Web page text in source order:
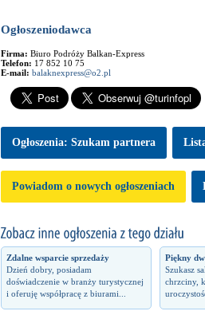
Ogłoszeniodawca
Firma: Biuro Podróży Balkan-Express
Telefon: 17 852 10 75
E-mail: balaknexpress@o2.pl
Ogłoszenia: Szukam partnera
Powiadom o nowych ogłoszeniach
Zdalne wsparcie sprzedaży
Dzień dobry, posiadam
doświadczenie w branży turystycznej
i oferuję współpracę z biurami...
Piękny
Szukasz
chrzciny,